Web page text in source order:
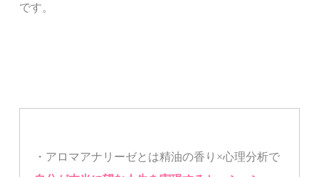
です。
・アロマアナリーゼとは精油の香り×心理分析で